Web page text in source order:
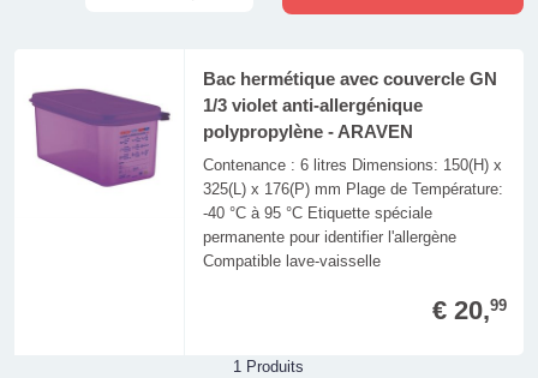
Bac hermétique avec couvercle GN
1/3 violet anti-allergénique
polypropylène - ARAVEN
Contenance : 6 litres Dimensions: 150(H) x
325(L) x 176(P) mm Plage de Température:
-40 °C à 95 °C Etiquette spéciale
permanente pour identifier l'allergène
Compatible lave-vaisselle
€ 20,99
1 Produits